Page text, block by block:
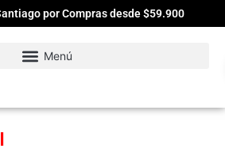
por Compras desde $59.900